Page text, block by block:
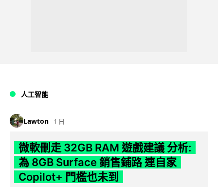
人工智能
Lawton 1 日
微軟刪走 32GB RAM 遊戲建議 分析:
為 8GB Surface 銷售鋪路 連自家
Copilot+ 門檻也未到